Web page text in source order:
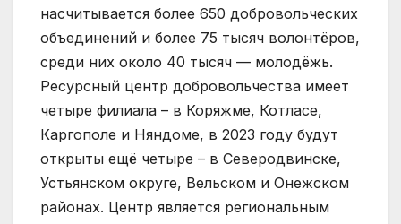
насчитывается более 650 добровольческих
объединений и более 75 тысяч волонтёров,
среди них около 40 тысяч — молодёжь.
Ресурсный центр добровольчества имеет
четыре филиала – в Коряжме, Котласе,
Каргополе и Няндоме, в 2023 году будут
открыты ещё четыре – в Северодвинске,
Устьянском округе, Вельском и Онежском
районах. Центр является региональным